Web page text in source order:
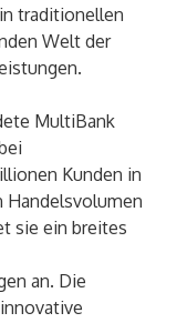
traditionellen
Welt der
MultiBank
Kunden in
Handelsvolumen
sie ein breites
an. Die